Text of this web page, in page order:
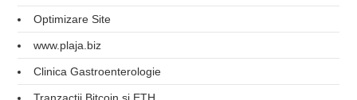
Optimizare Site
www.plaja.biz
Clinica Gastroenterologie